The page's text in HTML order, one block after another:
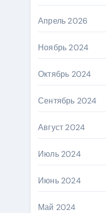
Апрель 2026
Ноябрь 2024
Октябрь 2024
Сентябрь 2024
Август 2024
Июль 2024
Июнь 2024
Май 2024